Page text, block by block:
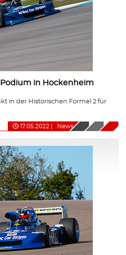
in Hockenheim
in der Historischen Formel 2 für
17.05.2022 News